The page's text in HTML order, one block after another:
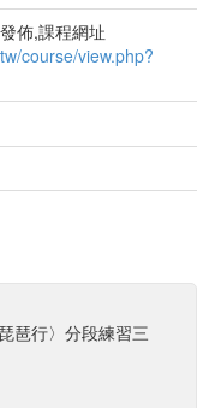
佈,課程網址
course/view.php?
琶行〉分段練習三